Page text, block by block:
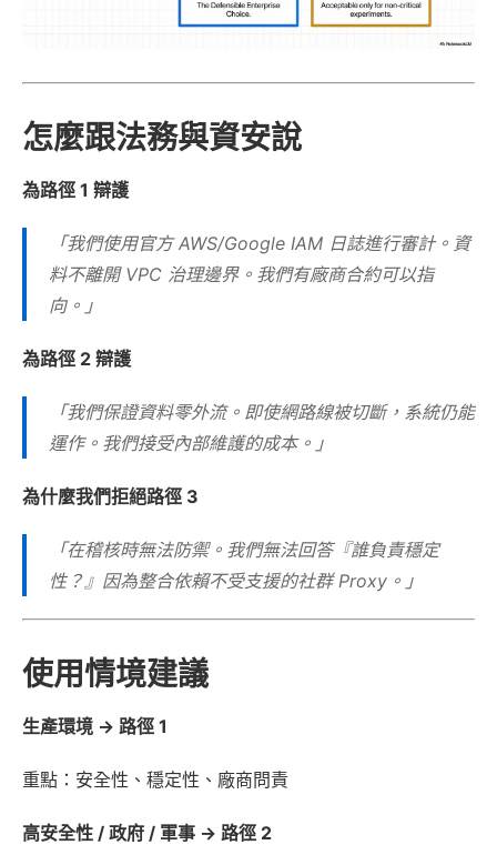
怎麼跟法務與資安說
為路徑 1 辯護
「我們使用官方 AWS/Google IAM 日誌進行審計。資
料不離開 VPC 治理邊界。我們有廠商合約可以指
向。」
為路徑 2 辯護
「我們保證資料零外流。即使網路線被切斷，系統仍能
運作。我們接受內部維護的成本。」
為什麼我們拒絕路徑 3
「在稽核時無法防禦。我們無法回答『誰負責穩定
性？』因為整合依賴不受支援的社群 Proxy。」
使用情境建議
生產環境 → 路徑 1
重點：安全性、穩定性、廠商問責
高安全性 / 政府 / 軍事 → 路徑 2